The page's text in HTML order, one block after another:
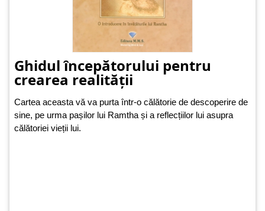
Ghidul începătorului pentru
crearea realității
Cartea aceasta vă va purta într-o călătorie de descoperire de
sine, pe urma pașilor lui Ramtha și a reflecțiilor lui asupra
călătoriei vieții lui.